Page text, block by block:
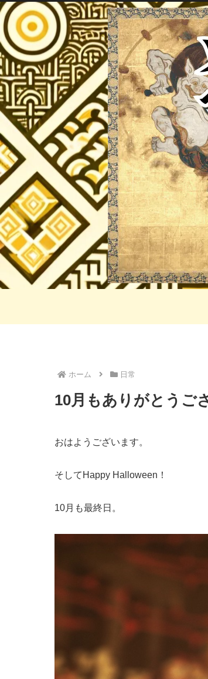
ホーム 日常
10月もありがとうご
おはようございます。
そしてHappy Halloween！
10月も最終日。